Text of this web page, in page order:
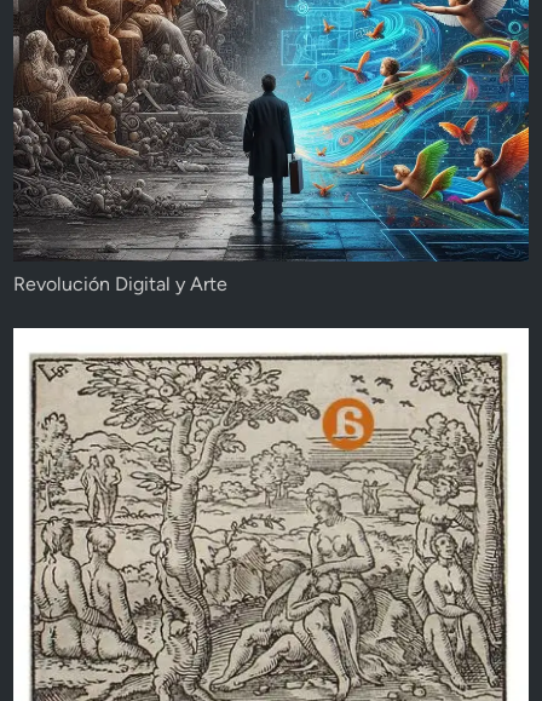
Revolución Digital y Arte